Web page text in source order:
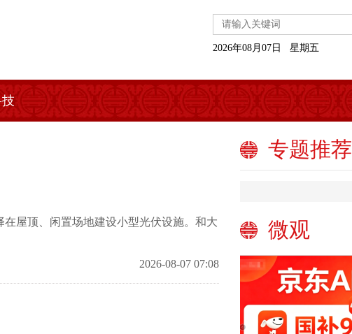
2026年08月07日 星期五
屋顶、闲置场地建设小型光伏设施。和大
2026-08-07 07:08
专题推荐
微观